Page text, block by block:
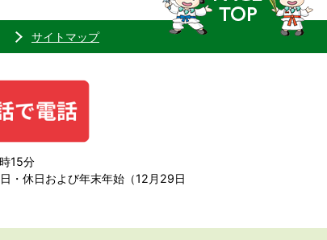
サイトマップ
15分
・休日および年末年始（12月29日